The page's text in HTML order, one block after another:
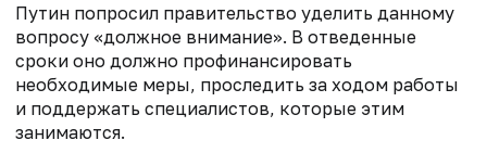
Путин попросил правительство уделить данному
вопросу «должное внимание». В отведенные
сроки оно должно профинансировать
необходимые меры, проследить за ходом работы
и поддержать специалистов, которые этим
занимаются.